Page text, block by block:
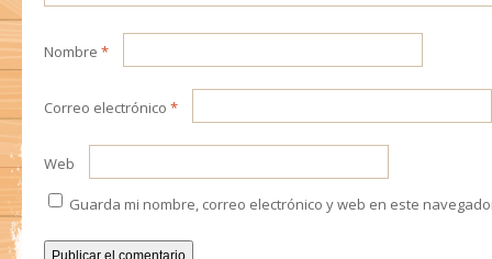
Nombre *
Correo electrónico *
Web
Guarda mi nombre, correo electrónico y web en este